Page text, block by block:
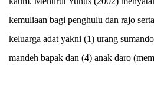
kemuliaan bagi penghulu dan rajo
keluarga adat yakni (1) urang
mandeh bapak dan (4) anak daro